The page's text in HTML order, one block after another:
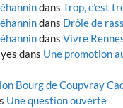
dans Trop, c’est
dans Drôle de
dans Vivre
dans Une promotion
Bourg de Coupvray
Une question ouverte